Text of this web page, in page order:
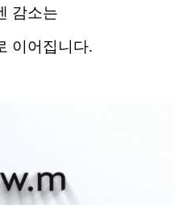
감소는
이어집니다.